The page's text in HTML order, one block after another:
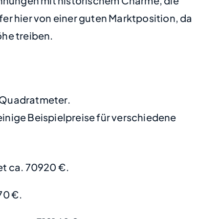
hier von einer guten Marktposition, da
treiben.
Beispielpreise für verschiedene
ca. 70920 €.
€.